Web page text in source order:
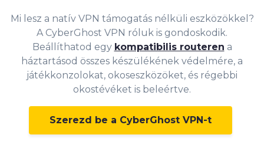
Mi lesz a natív VPN támogatás nélküli eszközökkel?
A CyberGhost VPN róluk is gondoskodik.
Beállíthatod egy kompatibilis routeren a
háztartásod összes készülékének védelmére, a
játékkonzolokat, okoseszközöket, és régebbi
okostévéket is beleértve.
Szerezd be a CyberGhost VPN-t